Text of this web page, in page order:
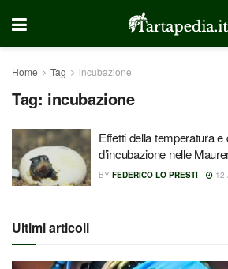
Home Tag incubazione
Tag: incubazione
Effetti della temperatura e
d’incubazione nelle
BY FEDERICO LO PRESTI 12
Ultimi articoli